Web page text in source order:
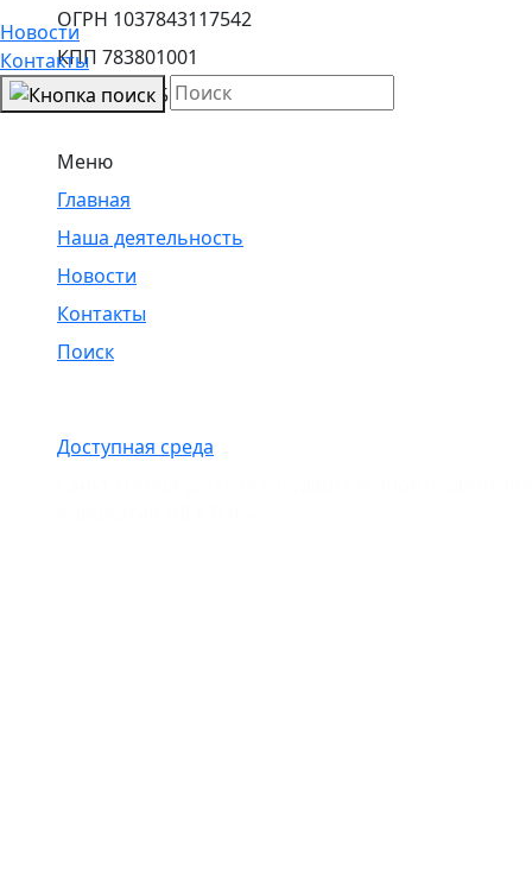
Новости
Контакты
ОГРН 1037843117542
КПП 783801001
ИНН 7825051464
Меню
Главная
Наша деятельность
Новости
Контакты
Поиск
Доступная среда